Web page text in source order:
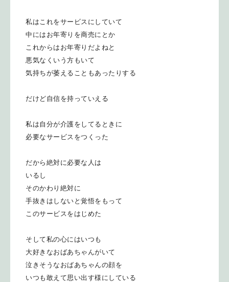
私はこれをサービスにしていて
中にはお年寄りを商売にとか
これからはお年寄りだよねと
悪気なくいう方もいて
気持ちが萎えることもあったりする
だけど自信を持っていえる
私は自分が介護をしてるときに
必要なサービスをつくった
だから絶対に必要な人は
いるし
そのかわり絶対に
手抜きはしないと覚悟をもって
このサービスをはじめた
そして私の心にはいつも
大好きなおばあちゃんがいて
泣きそうなおばあちゃんの顔を
いつも敢えて思い出す様にしている